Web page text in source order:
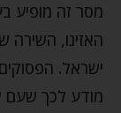
מסר זה מופיע
האזינו,
ישראל.
מודע לכך שעם